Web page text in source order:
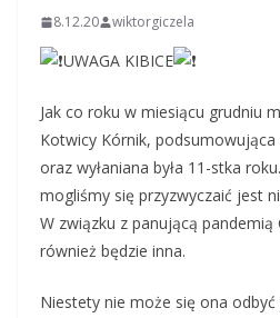
8.12.20 wiktorgiczela
UWAGA KIBICE
Jak co roku w miesiącu grudniu
Kotwicy Kórnik,
oraz wyłaniana była 11-stka
mogliśmy się przyzwyczaić jest
W związku z panującą pandemią
również będzie inna.
Niestety nie może się ona odbyć